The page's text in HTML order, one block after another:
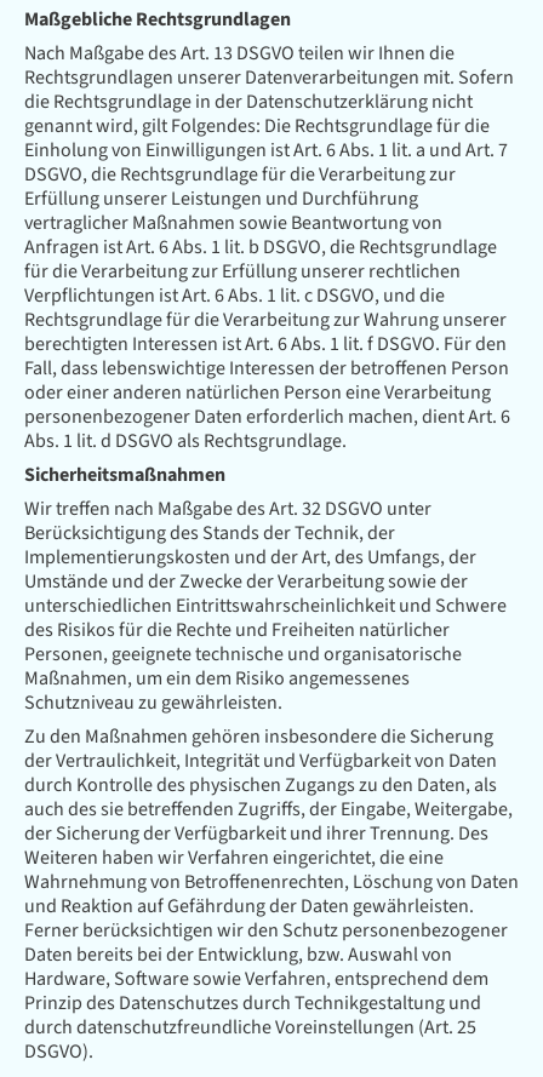
Maßgebliche Rechtsgrundlagen
Nach Maßgabe des Art. 13 DSGVO teilen wir Ihnen die
Rechtsgrundlagen unserer Datenverarbeitungen mit. Sofern
die Rechtsgrundlage in der Datenschutzerklärung nicht
genannt wird, gilt Folgendes: Die Rechtsgrundlage für die
Einholung von Einwilligungen ist Art. 6 Abs. 1 lit. a und Art. 7
DSGVO, die Rechtsgrundlage für die Verarbeitung zur
Erfüllung unserer Leistungen und Durchführung
vertraglicher Maßnahmen sowie Beantwortung von
Anfragen ist Art. 6 Abs. 1 lit. b DSGVO, die Rechtsgrundlage
für die Verarbeitung zur Erfüllung unserer rechtlichen
Verpflichtungen ist Art. 6 Abs. 1 lit. c DSGVO, und die
Rechtsgrundlage für die Verarbeitung zur Wahrung unserer
berechtigten Interessen ist Art. 6 Abs. 1 lit. f DSGVO. Für den
Fall, dass lebenswichtige Interessen der betroffenen Person
oder einer anderen natürlichen Person eine Verarbeitung
personenbezogener Daten erforderlich machen, dient Art. 6
Abs. 1 lit. d DSGVO als Rechtsgrundlage.
Sicherheitsmaßnahmen
Wir treffen nach Maßgabe des Art. 32 DSGVO unter
Berücksichtigung des Stands der Technik, der
Implementierungskosten und der Art, des Umfangs, der
Umstände und der Zwecke der Verarbeitung sowie der
unterschiedlichen Eintrittswahrscheinlichkeit und Schwere
des Risikos für die Rechte und Freiheiten natürlicher
Personen, geeignete technische und organisatorische
Maßnahmen, um ein dem Risiko angemessenes
Schutzniveau zu gewährleisten.
Zu den Maßnahmen gehören insbesondere die Sicherung
der Vertraulichkeit, Integrität und Verfügbarkeit von Daten
durch Kontrolle des physischen Zugangs zu den Daten, als
auch des sie betreffenden Zugriffs, der Eingabe, Weitergabe,
der Sicherung der Verfügbarkeit und ihrer Trennung. Des
Weiteren haben wir Verfahren eingerichtet, die eine
Wahrnehmung von Betroffenenrechten, Löschung von Daten
und Reaktion auf Gefährdung der Daten gewährleisten.
Ferner berücksichtigen wir den Schutz personenbezogener
Daten bereits bei der Entwicklung, bzw. Auswahl von
Hardware, Software sowie Verfahren, entsprechend dem
Prinzip des Datenschutzes durch Technikgestaltung und
durch datenschutzfreundliche Voreinstellungen (Art. 25
DSGVO).